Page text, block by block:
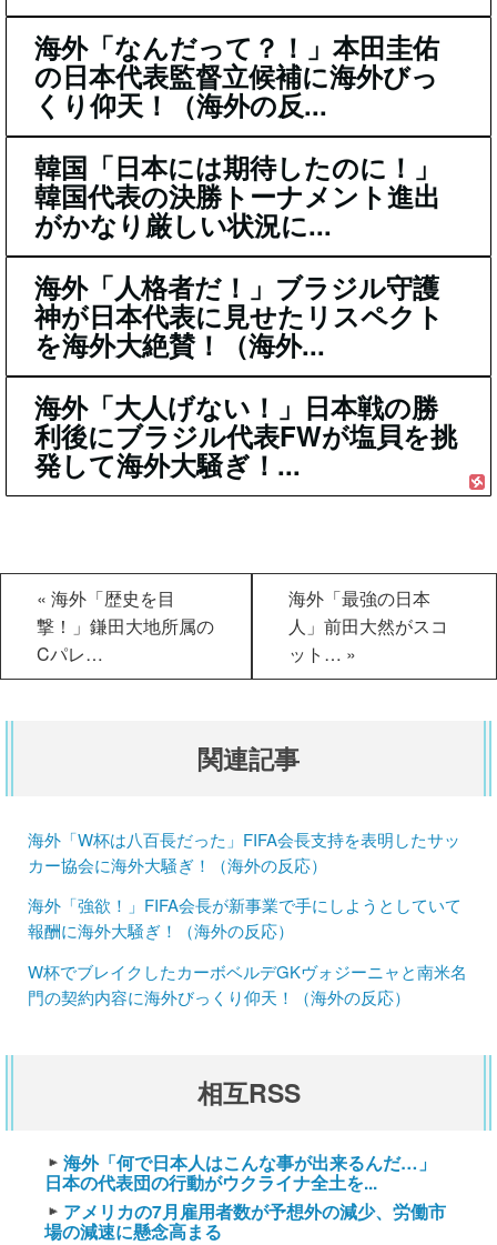
海外「なんだって？！」本田圭佑
の日本代表監督立候補に海外びっ
くり仰天！（海外の反...
韓国「日本には期待したのに！」
韓国代表の決勝トーナメント進出
がかなり厳しい状況に...
海外「人格者だ！」ブラジル守護
神が日本代表に見せたリスペクト
を海外大絶賛！（海外...
海外「大人げない！」日本戦の勝
利後にブラジル代表FWが塩貝を挑
発して海外大騒ぎ！...
« 海外「歴史を目
撃！」鎌田大地所属の
Cパレ…
海外「最強の日本
人」前田大然がスコ
ット… »
関連記事
海外「W杯は八百長だった」FIFA会長支持を表明したサッ
カー協会に海外大騒ぎ！（海外の反応）
海外「強欲！」FIFA会長が新事業で手にしようとしていて
報酬に海外大騒ぎ！（海外の反応）
W杯でブレイクしたカーボベルデGKヴォジーニャと南米名
門の契約内容に海外びっくり仰天！（海外の反応）
相互RSS
海外「何で日本人はこんな事が出来るんだ…」
日本の代表団の行動がウクライナ全土を...
アメリカの7月雇用者数が予想外の減少、労働市
場の減速に懸念高まる